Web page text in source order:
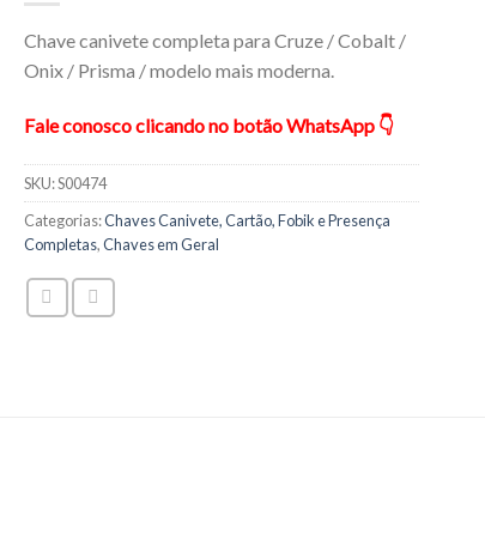
Chave canivete completa para Cruze / Cobalt /
Onix / Prisma / modelo mais moderna.
Fale conosco clicando no botão WhatsApp 👇
SKU:S00474
Categorias:Chaves Canivete, Cartão, Fobik e Presença
Completas,Chaves em Geral